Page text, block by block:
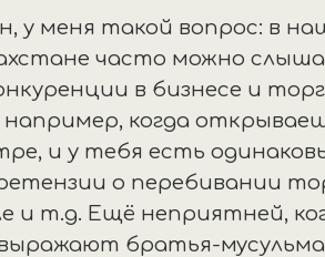
у меня такой вопрос: в
часто можно
в бизнесе и
когда
и у тебя есть
о перебивании
и т.д. Ещё неприятней,
братья-